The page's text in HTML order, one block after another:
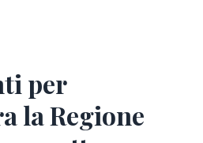
per
la Regione